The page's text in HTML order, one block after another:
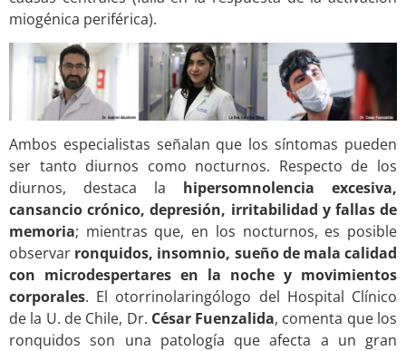
miogénica periférica).
Ambos especialistas señalan que los síntomas pueden
ser tanto diurnos como nocturnos. Respecto de los
diurnos, destaca la hipersomnolencia excesiva,
cansancio crónico, depresión, irritabilidad y fallas de
memoria; mientras que, en los nocturnos, es posible
observar ronquidos, insomnio, sueño de mala calidad
con microdespertares en la noche y movimientos
corporales. El otorrinolaringólogo del Hospital Clínico
de la U. de Chile, Dr. César Fuenzalida, comenta que los
ronquidos son una patología que afecta a un gran